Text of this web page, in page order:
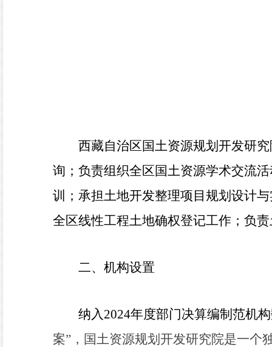
西藏自治区国土资源规划开发研
询；负责组织全区国土资源学术交流
训；承担土地开发整理项目规划设计
全区线性工程土地确权登记工作；负
二、机构设置
纳入2024年度部门决算编制范机
案”，国土资源规划开发研究院是一个